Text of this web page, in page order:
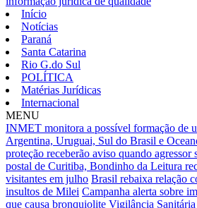
Início
Notícias
Paraná
Santa Catarina
Rio G.do Sul
POLÍTICA
Matérias Jurídicas
Internacional
MENU
INMET monitora a possível formação de
Argentina, Uruguai, Sul do Brasil e
proteção receberão aviso quando agressor
postal de Curitiba, Bondinho da Leitura
visitantes em julho Brasil rebaixa relação
insultos de Milei Campanha alerta sobre
que causa bronquiolite Vigilância